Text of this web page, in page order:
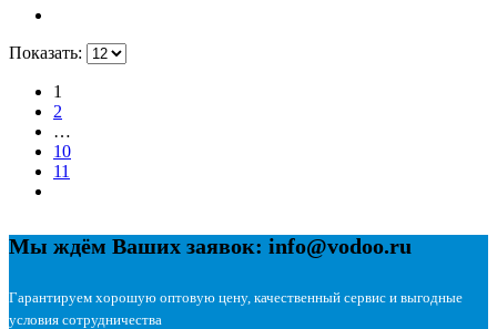
Показать:
1
2
…
10
11
Мы ждём Ваших заявок: info@vodoo.ru
Гарантируем хорошую оптовую цену, качественный сервис и выгодные
условия сотрудничества